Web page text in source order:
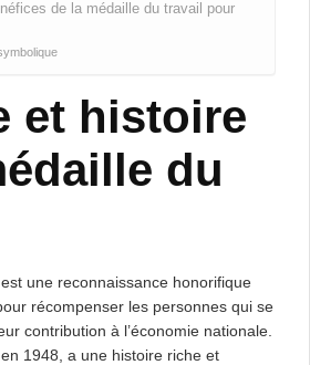
de la médaille du travail pour
et histoire
du
une reconnaissance honorifique
récompenser les personnes qui se
contribution à l’économie nationale.
1948, a une histoire riche et